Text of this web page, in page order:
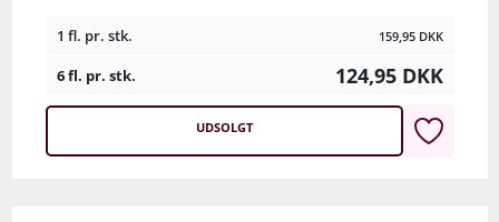
1 fl. pr. stk. 159,95 DKK
6 fl. pr. stk. 124,95 DKK
UDSOLGT